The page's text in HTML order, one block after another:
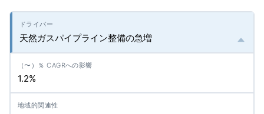
天然ガスパイプライン整備の急増
1.2%